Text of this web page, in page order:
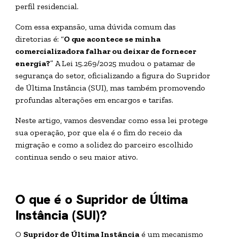
perfil residencial.
Com essa expansão, uma dúvida comum das
diretorias é: “O que acontece se minha
comercializadora falhar ou deixar de fornecer
energia?” A Lei 15.269/2025 mudou o patamar de
segurança do setor, oficializando a figura do Supridor
de Última Instância (SUI), mas também promovendo
profundas alterações em encargos e tarifas.
Neste artigo, vamos desvendar como essa lei protege
sua operação, por que ela é o fim do receio da
migração e como a solidez do parceiro escolhido
continua sendo o seu maior ativo.
O que é o Supridor de Última
Instância (SUI)?
O Supridor de Última Instância é um mecanismo